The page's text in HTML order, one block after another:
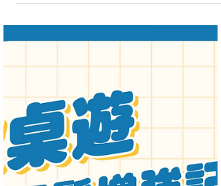
非常重要，這有助於他們發展社交技能、溝通能
力、分工合作的能力以及共享和互助的價值觀。
合作意識的益智桌遊 聯絡香港桌上遊戲教育學苑